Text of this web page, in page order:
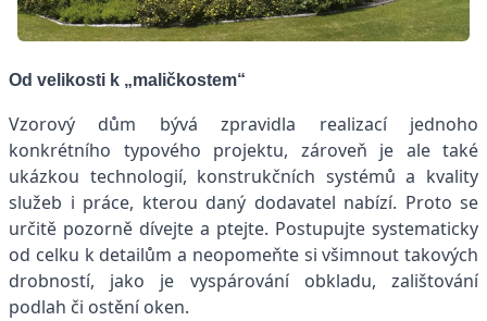
Od velikosti k „maličkostem“
Vzorový dům bývá zpravidla realizací jednoho
konkrétního typového projektu, zároveň je ale také
ukázkou technologií, konstrukčních systémů a kvality
služeb i práce, kterou daný dodavatel nabízí. Proto se
určitě pozorně dívejte a ptejte. Postupujte systematicky
od celku k detailům a neopomeňte si všimnout takových
drobností, jako je vyspárování obkladu, zalištování
podlah či ostění oken.